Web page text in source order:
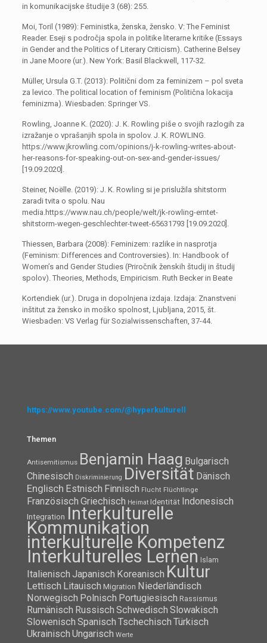
in komunikacijske študije 3 (68): 255.
Moi, Toril (1989): Feministka, ženska, žensko. V: The Feminist
Reader. Eseji s področja spola in politike literarne kritike (Essays
in Gender and the Politics of Literary Criticism). Catherine Belsey
in Jane Moore (ur.). New York: Basil Blackwell, 117-32.
Müller, Ursula G.T. (2013): Politični dom za feminizem – pol sveta
za levico. The political location of feminism (Politična lokacija
feminizma). Wiesbaden: Springer VS.
Rowling, Joanne K. (2020): J. K. Rowling piše o svojih razlogih za
izražanje o vprašanjih spola in spolov. J. K. ROWLING.
https://www.jkrowling.com/opinions/j-k-rowling-writes-about-
her-reasons-for-speaking-out-on-sex-and-gender-issues/
[19.09.2020].
Steiner, Noëlle. (2019): J. K. Rowling si je prislužila shitstorm
zaradi tvita o spolu. Nau
media.https://www.nau.ch/people/welt/jk-rowling-erntet-
shitstorm-wegen-geschlechter-tweet-65631793 [19.09.2020].
Thiessen, Barbara (2008): Feminizem: razlike in nasprotja
(Feminism: Differences and Controversies). In: Handbook of
Women’s and Gender Studies (Priročnik ženskih študij in študij
spolov). Theories, Methods, Empiricism. Ruth Becker in Beate
Kortendiek (ur.). Druga in dopolnjena izdaja. Izdaja: Znanstveni
inštitut za žensko in moško spolnost, Ljubljana, 2015, št.
Wiesbaden: VS Verlag für Sozialwissenschaften, 37-44.
https://www.youtube.com/@hyperkulturell
Themen
Antisemitismus Benjamin Haag Bulgarisch
Chinesisch Diskriminierung Diversität Dänisch
Englisch Estnisch Finnisch Flucht Flüchtlinge
Französisch Griechisch Heimat Identität Indonesisch
Integration Interkulturelle
Kommunikation
interkulturelle Kompetenz
Interkulturelles Lernen Islam
Italienisch Japanisch Koreanisch Kultur
Lettisch Litauisch Migration Niederländisch
Norwegisch Polnisch Portugiesisch Rassismus
Rumänisch Russisch Schwedisch Slowakisch
Slowenisch Spanisch Tschechisch Türkisch
Ukrainisch Ungarisch Werte